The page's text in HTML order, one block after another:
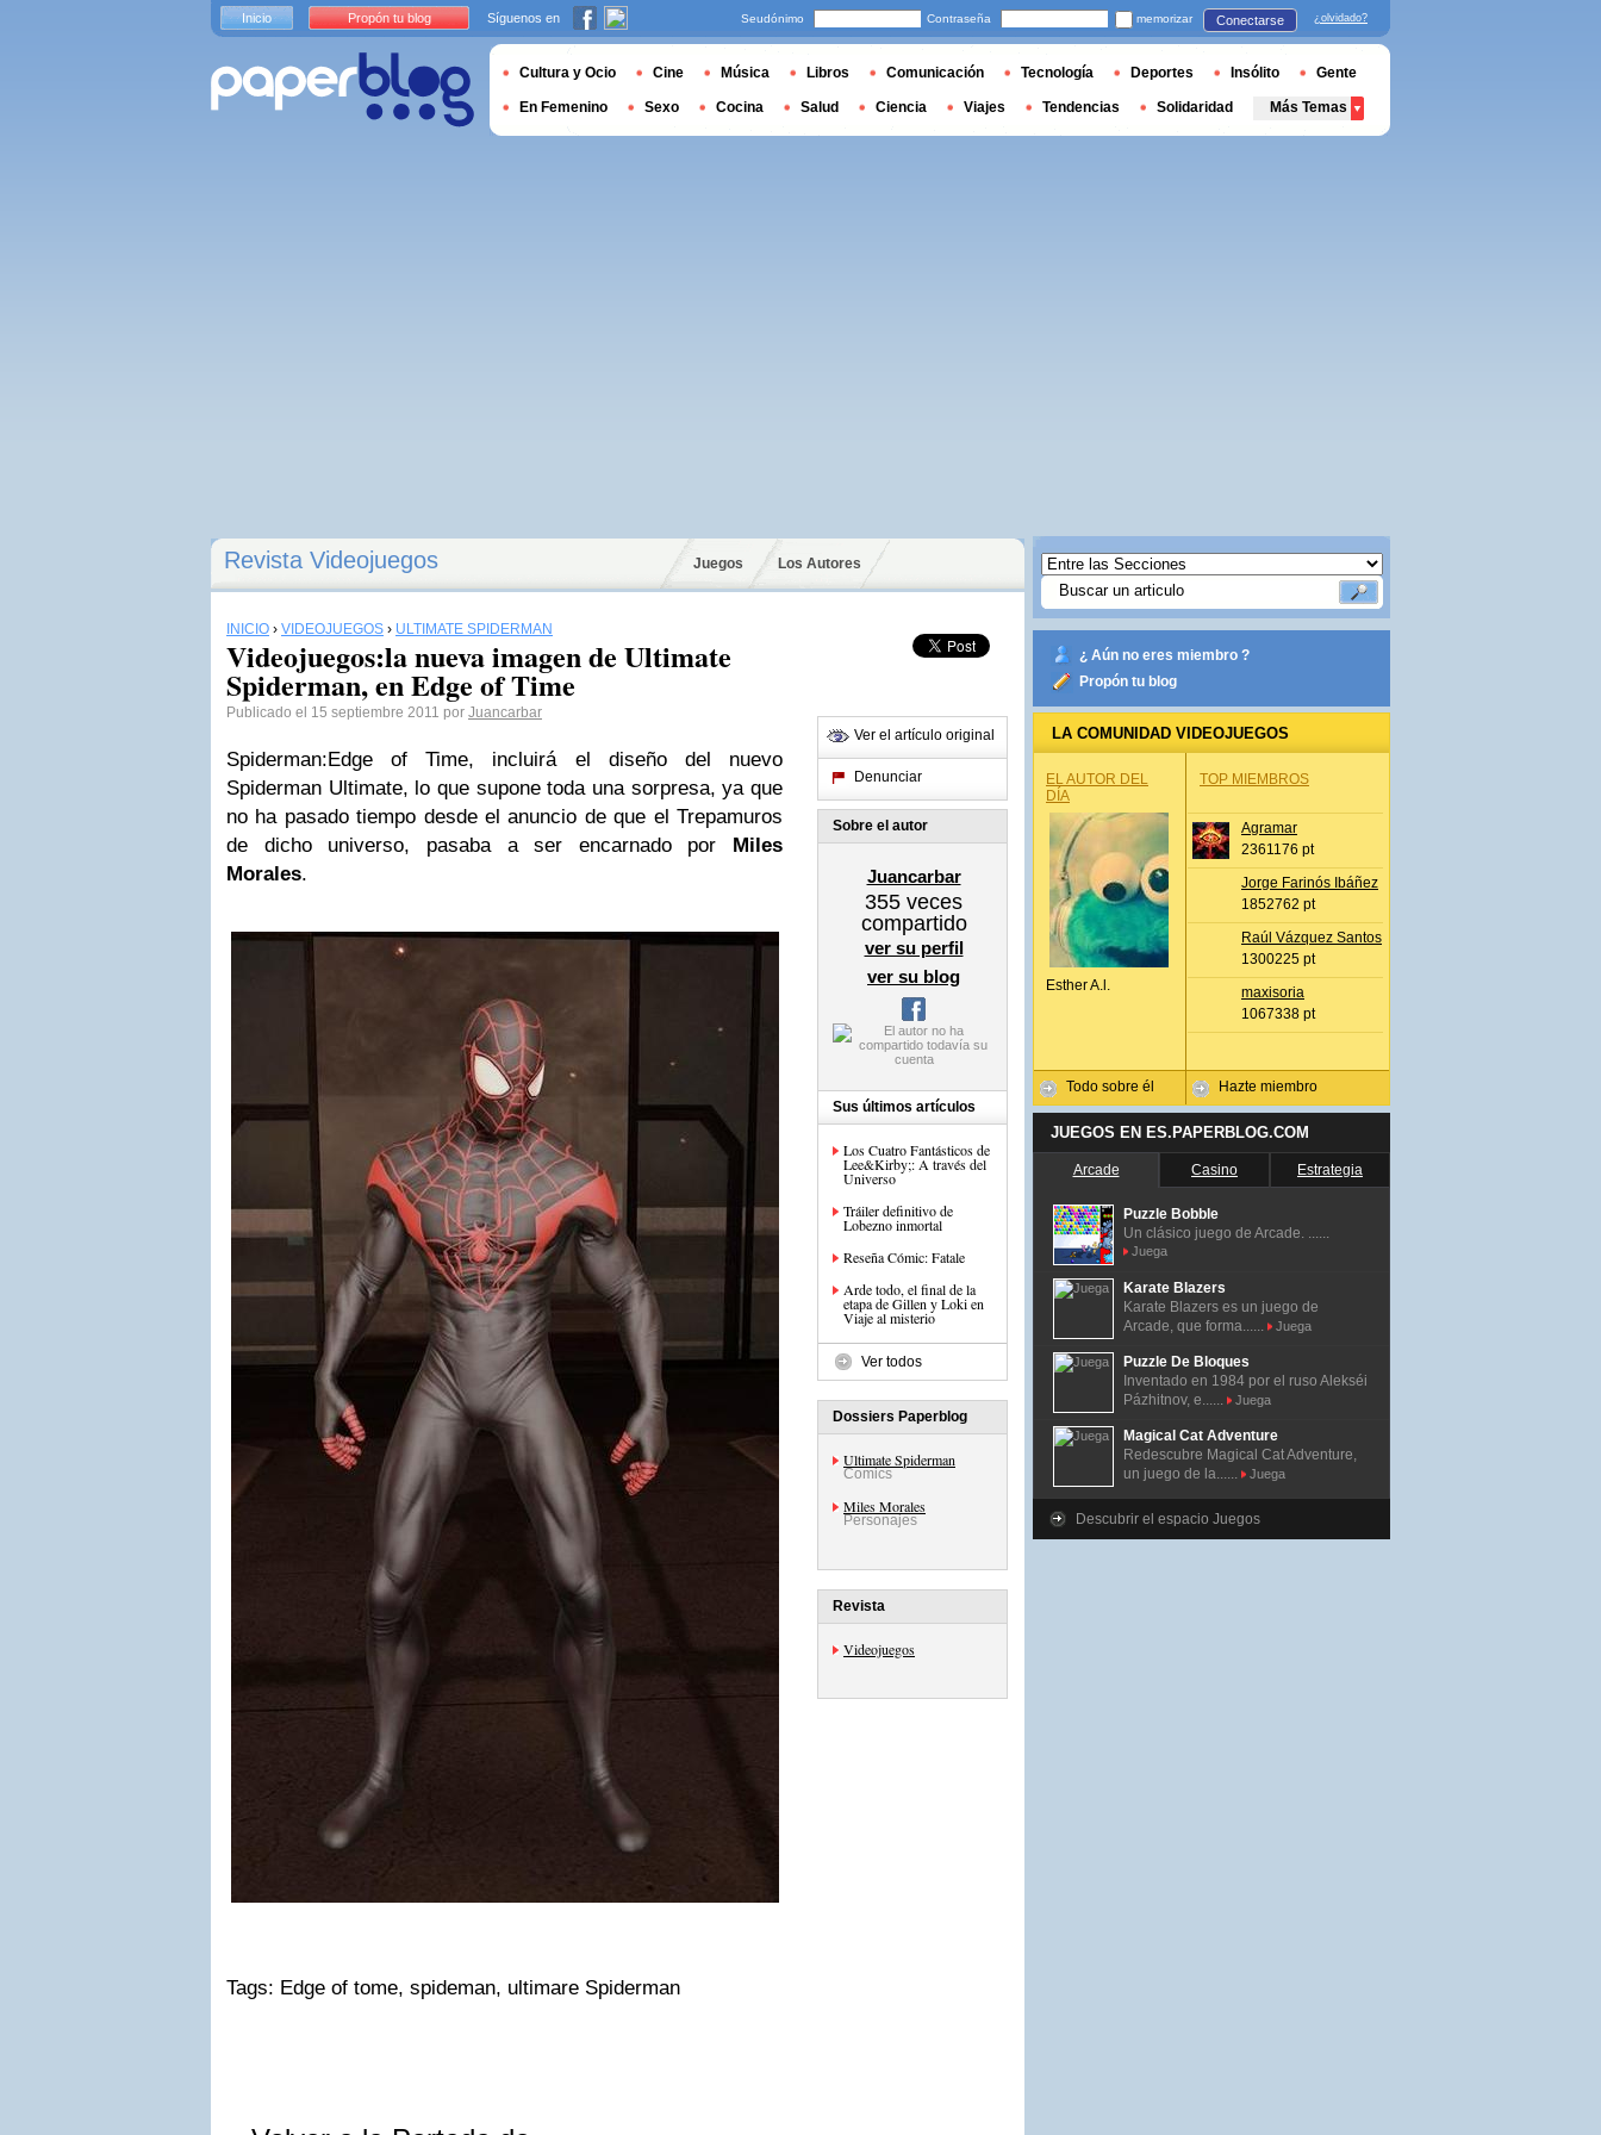
Revista Videojuegos Juegos Los Autores
INICIO › VIDEOJUEGOS › ULTIMATE SPIDERMAN
Videojuegos:la nueva imagen de Ultimate
Spiderman, en Edge of Time
Publicado el 15 septiembre 2011 por Juancarbar
Spiderman:Edge of Time, incluirá el diseño del nuevo
Spiderman Ultimate, lo que supone toda una sorpresa, ya que
no ha pasado tiempo desde el anuncio de que el Trepamuros
de dicho universo, pasaba a ser encarnado por Miles
Morales.
Tags: Edge of tome, spideman, ultimare Spiderman
Ver el artículo original
Denunciar
Sobre el autor
Juancarbar
355 veces
compartido
ver su perfil
ver su blog
Sus últimos artículos
Los Cuatro Fantásticos de
Lee&Kirby;: A través del
Universo
Tráiler definitivo de
Lobezno inmortal
Reseña Cómic: Fatale
Arde todo, el final de la
etapa de Gillen y Loki en
Viaje al misterio
Ver todos
Dossiers Paperblog
Ultimate Spiderman
Comics
Miles Morales
Personajes
Revista
Videojuegos
¿ Aún no eres miembro ?
Propón tu blog
LA COMUNIDAD VIDEOJUEGOS
EL AUTOR DEL
DÍA
Esther A.l.
Todo sobre él
TOP MIEMBROS
Agramar
2361176 pt
Jorge Farinós Ibáñez
1852762 pt
Raúl Vázquez Santos
1300225 pt
maxisoria
1067338 pt
Hazte miembro
JUEGOS EN ES.PAPERBLOG.COM
Arcade Casino Estrategia
Puzzle Bobble
Un clásico juego de Arcade. ......
Juega
Karate Blazers
Karate Blazers es un juego de
Arcade, que forma......
Juega
Puzzle De Bloques
Inventado en 1984 por el ruso Alekséi
Pázhitnov, e......
Juega
Magical Cat Adventure
Redescubre Magical Cat Adventure,
un juego de la......
Juega
Descubrir el espacio Juegos
Inicio Propón tu blog Síguenos en Seudónimo Contraseña memorizar Conectarse ¿olvidado?
Cultura y Ocio Cine Música Libros Comunicación Tecnología Deportes Insólito Gente
En Femenino Sexo Cocina Salud Ciencia Viajes Tendencias Solidaridad Más Temas